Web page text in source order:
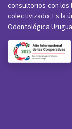
consultorios con los
colectivizado. Es la
Odontológica